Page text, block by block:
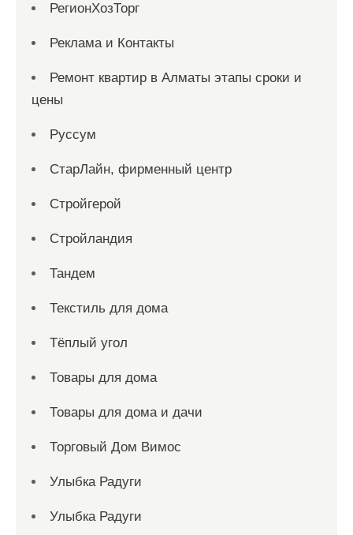
РегионХозТорг
Реклама и Контакты
Ремонт квартир в Алматы этапы сроки и
цены
Руссум
СтарЛайн, фирменный центр
Стройгерой
Стройландия
Тандем
Текстиль для дома
Тёплый угол
Товары для дома
Товары для дома и дачи
Торговый Дом Вимос
Улыбка Радуги
Улыбка Радуги